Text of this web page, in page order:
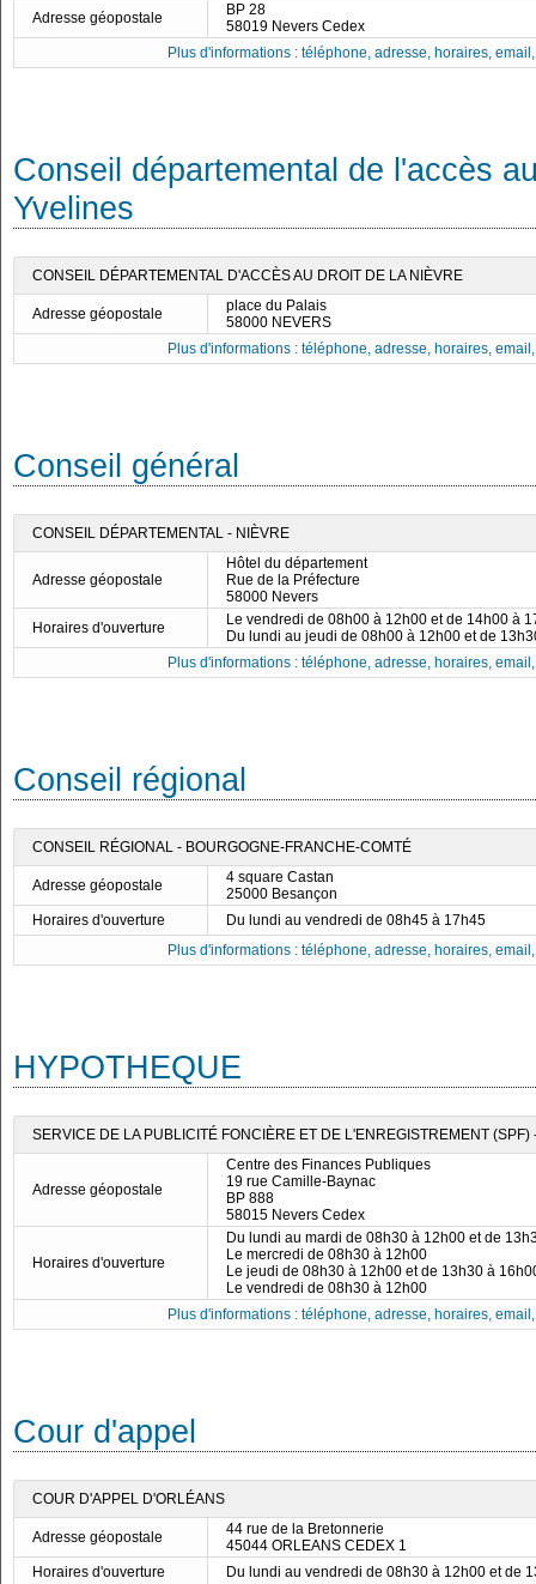
Adresse géopostale
BP 28
58019 Nevers Cedex
Plus d'informations : téléphone, adresse, horaires,
Conseil départemental de l'accès
Yvelines
CONSEIL DÉPARTEMENTAL D'ACCÈS AU DROIT DE LA NIÈVRE
Adresse géopostale
place du Palais
58000 NEVERS
Plus d'informations : téléphone, adresse, horaires,
Conseil général
CONSEIL DÉPARTEMENTAL - NIÈVRE
Adresse géopostale
Hôtel du département
Rue de la Préfecture
58000 Nevers
Horaires d'ouverture
Le vendredi de 08h00 à 12h00 et de 14h00 à
Du lundi au jeudi de 08h00 à 12h00 et de
Plus d'informations : téléphone, adresse, horaires,
Conseil régional
CONSEIL RÉGIONAL - BOURGOGNE-FRANCHE-COMTÉ
Adresse géopostale
4 square Castan
25000 Besançon
Horaires d'ouverture
Du lundi au vendredi de 08h45 à 17h45
Plus d'informations : téléphone, adresse, horaires,
HYPOTHEQUE
SERVICE DE LA PUBLICITÉ FONCIÈRE ET DE L'ENREGISTREMENT (SPF)
Adresse géopostale
Centre des Finances Publiques
19 rue Camille-Baynac
BP 888
58015 Nevers Cedex
Horaires d'ouverture
Du lundi au mardi de 08h30 à 12h00 et de
Le mercredi de 08h30 à 12h00
Le jeudi de 08h30 à 12h00 et de 13h30 à
Le vendredi de 08h30 à 12h00
Plus d'informations : téléphone, adresse, horaires,
Cour d'appel
COUR D'APPEL D'ORLÉANS
Adresse géopostale
44 rue de la Bretonnerie
45044 ORLEANS CEDEX 1
Horaires d'ouverture
Du lundi au vendredi de 08h30 à 12h00 et de